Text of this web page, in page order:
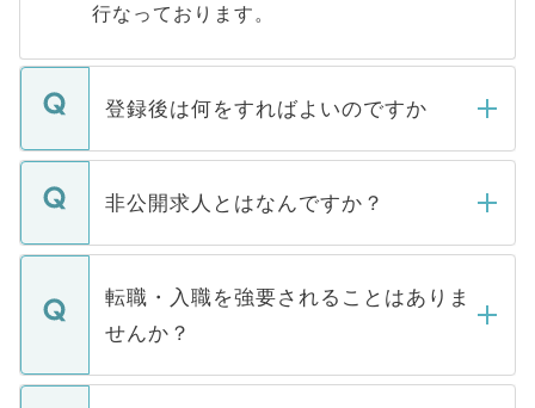
行なっております。
登録後は何をすればよいのですか
ご登録いただきましたら、弊社担当者がご
登録内容を確認し、その後メールもしくは
ます。通常、5営業日以内にはご連絡をせて
いただきますので、しばらくお待ちくださ
非公開求人とはなんですか？
マイナビDOCTORで取り扱っている求人の
うち約3割は、Webサイトからご覧いただ
けない「非公開求人」です。非公開求人は
下記の理由によって、一般には公開してい
ません。
転職・入職を強要されることはありま
せんか？
転職・入職を強要することは一切ありませ